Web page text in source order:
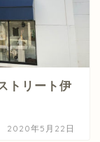
トリート伊
2020年5月22日